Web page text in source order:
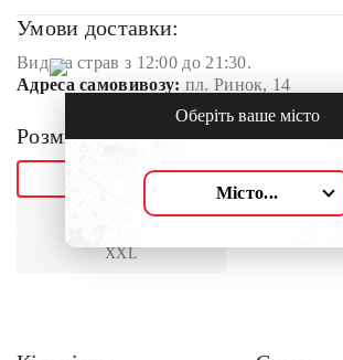
Умови доставки:
Видача страв з 12:00 до 21:30.
Адреса самовивозу: пл. Ринок, 14
Розмір:
XL
XXL
Оберіть ваше місто
Місто...